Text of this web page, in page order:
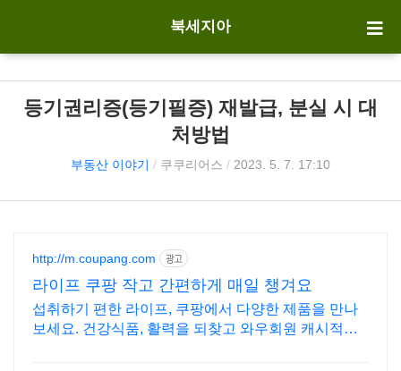
북세지아
등기권리증(등기필증) 재발급, 분실 시 대
처방법
부동산 이야기 / 쿠쿠리어스 / 2023. 5. 7. 17:10
http://m.coupang.com 광고
라이프 쿠팡 작고 간편하게 매일 챙겨요
섭취하기 편한 라이프, 쿠팡에서 다양한 제품을 만나
보세요. 건강식품, 활력을 되찾고 와우회원 캐시적립